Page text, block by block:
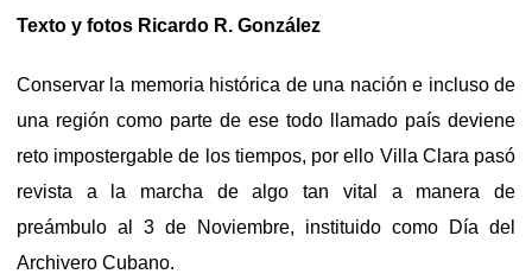
Texto y fotos Ricardo R. González
Conservar la memoria histórica de una nación e incluso de
una región como parte de ese todo llamado país deviene
reto impostergable de los tiempos, por ello Villa Clara pasó
revista a la marcha de algo tan vital a manera de
preámbulo al 3 de Noviembre, instituido como Día del
Archivero Cubano.